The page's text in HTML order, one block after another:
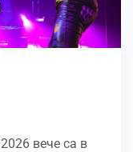
вече са в